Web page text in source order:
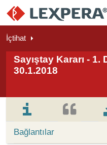
İçtihat
Sayıştay Kararı - 1.
30.1.2018
Bağlantılar